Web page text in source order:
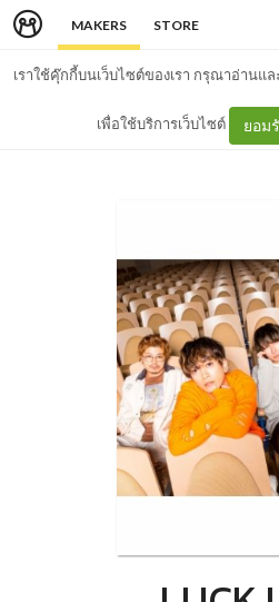
MAKERS STORE
เราใช้คุ๊กกี้บนเว็บไซต์ของเรา กรุณาอ่านแ
เพื่อใช้บริการเว็บไซต์ ยอม